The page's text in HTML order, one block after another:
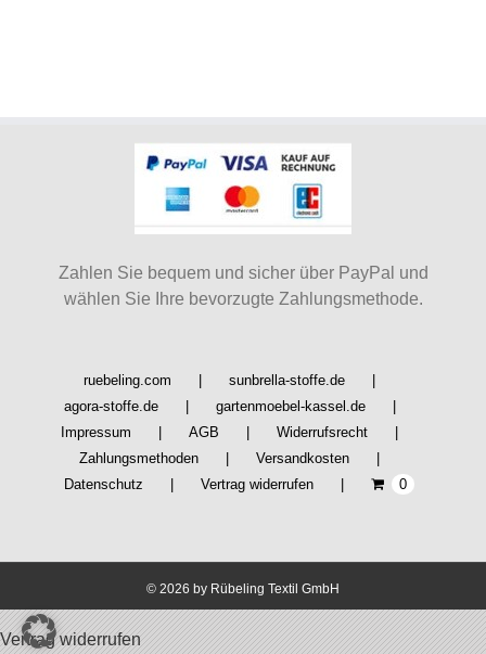
Zahlen Sie bequem und sicher über PayPal und
wählen Sie Ihre bevorzugte Zahlungsmethode.
ruebeling.com
sunbrella-stoffe.de
agora-stoffe.de
gartenmoebel-kassel.de
Impressum
AGB
Widerrufsrecht
Zahlungsmethoden
Versandkosten
Datenschutz
Vertrag widerrufen 0
© 2026 by Rübeling Textil GmbH
Vertrag widerrufen